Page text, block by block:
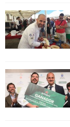
MENÚ DEL DÍA
A CUCHILLO